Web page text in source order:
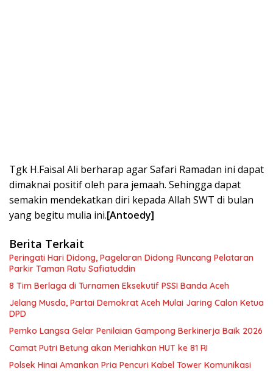
Tgk H.Faisal Ali berharap agar Safari Ramadan ini dapat
dimaknai positif oleh para jemaah. Sehingga dapat
semakin mendekatkan diri kepada Allah SWT di bulan
yang begitu mulia ini.[Antoedy]
Berita Terkait
Peringati Hari Didong, Pagelaran Didong Runcang Pelataran
Parkir Taman Ratu Safiatuddin
8 Tim Berlaga di Turnamen Eksekutif PSSI Banda Aceh
Jelang Musda, Partai Demokrat Aceh Mulai Jaring Calon Ketua
DPD
Pemko Langsa Gelar Penilaian Gampong Berkinerja Baik 2026
Camat Putri Betung akan Meriahkan HUT ke 81 RI
Polsek Hinai Amankan Pria Pencuri Kabel Tower Komunikasi